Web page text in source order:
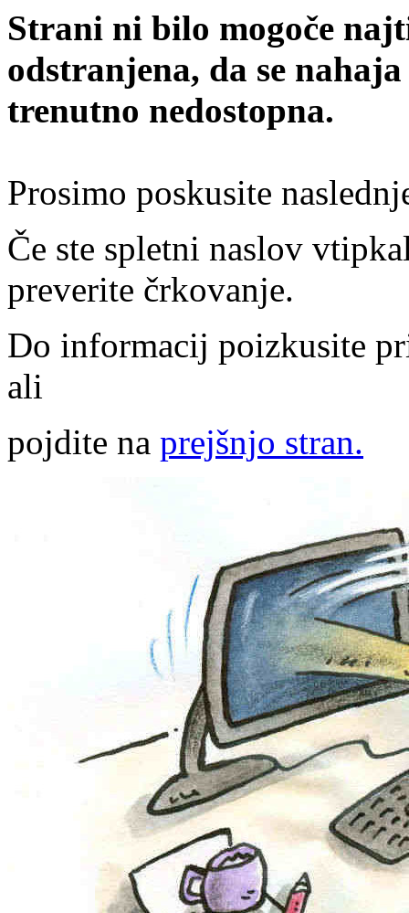
Strani ni bilo mogoče
odstranjena, da se
trenutno nedostopna.
Prosimo poskusite
Če ste spletni naslov
preverite črkovanje.
Do informacij poizkusite
ali
pojdite na prejšnjo stran.